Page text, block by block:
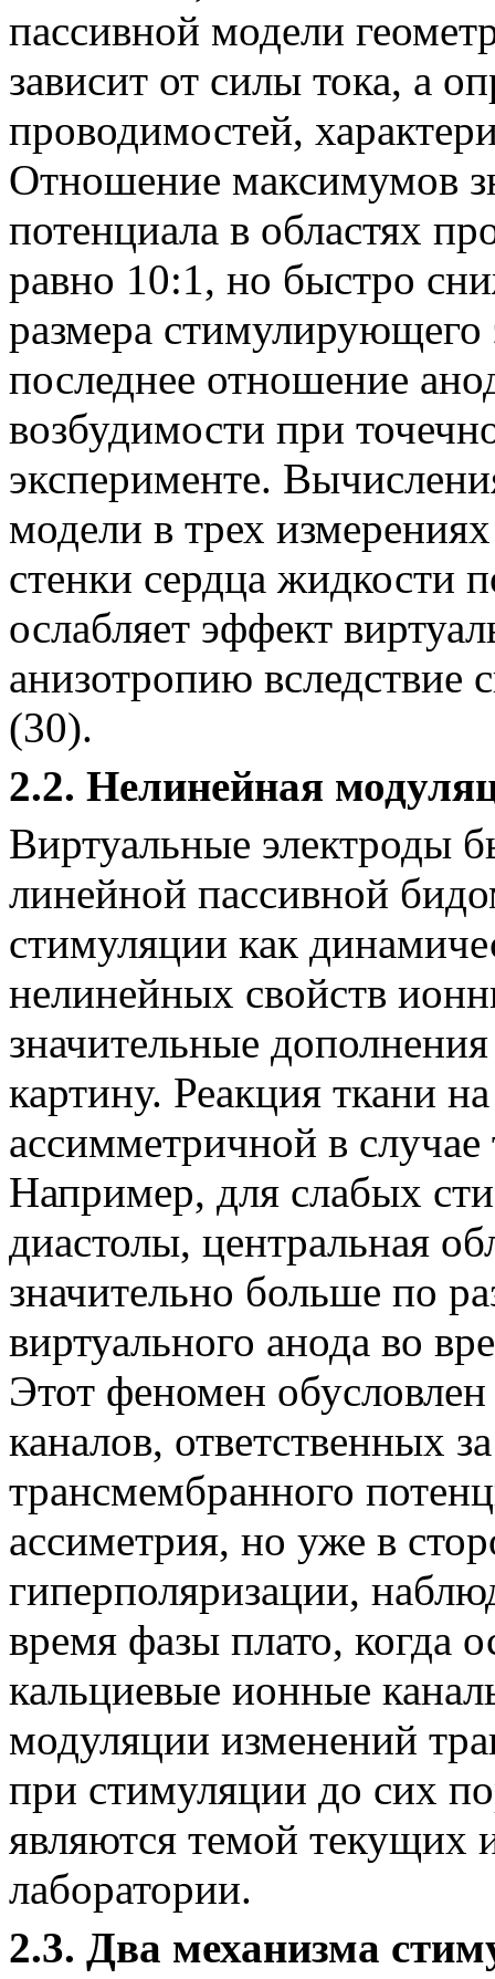
пассивной модели
зависит от силы тока, а
проводимостей,
Отношение максимумов
потенциала в областях
равно 10:1, но быстро
размера стиму­лирующего
последнее отношение
возбудимости при
эксперименте.
модели в трех
стенки сердца жидкости
ослабляет эффект
анизо­тропию вследствие
(30).
2.2. Нелинейная
Виртуальные электроды
линейной пассивной
стимуляции как
нелинейных свойств
значительные
картину. Реакция ткани
ассимметричной в
Например, для слабых
диастолы, центральная
значительно больше по
виртуального анода во
Этот феномен
каналов, ответственных
трансмембранного
ассиметрия, но уже в
гиперполяризации,
время фазы плато, когда
кальциевые ионные
модуляции изменений
при стимуляции до сих
являются темой текущих
лаборатории.
2.3. Два механизма